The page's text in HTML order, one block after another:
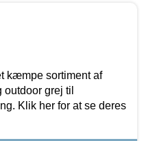
kæmpe sortiment af
grej til
Klik her for at se deres